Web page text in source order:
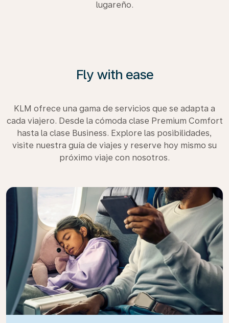
lugareño.
Fly with ease
KLM ofrece una gama de servicios que se adapta a
cada viajero. Desde la cómoda clase Premium Comfort
hasta la clase Business. Explore las posibilidades,
visite nuestra guía de viajes y reserve hoy mismo su
próximo viaje con nosotros.